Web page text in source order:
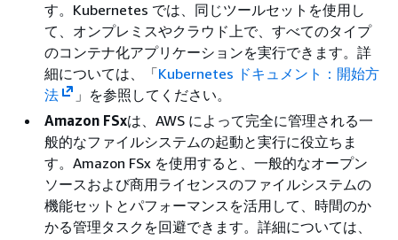
す。Kubernetes では、同じツールセットを使用し
て、オンプレミスやクラウド上で、すべてのタイプ
のコンテナ化アプリケーションを実行できます。詳
細については、「Kubernetes ドキュメント：開始方
法
」を参照してください。
Amazon FSxは、AWS によって完全に管理される一
般的なファイルシステムの起動と実行に役立ちま
す。Amazon FSx を使用すると、一般的なオープン
ソースおよび商用ライセンスのファイルシステムの
機能セットとパフォーマンスを活用して、時間のか
かる管理タスクを回避できます。詳細については、